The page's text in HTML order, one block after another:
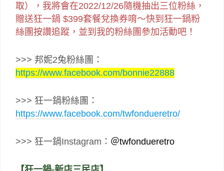
取），我將會在2022/12/26隨機抽出三位粉絲，
贈送狂一鍋 $399套餐兌換券唷～快到狂一鍋粉
絲團按讚追蹤，並到我的粉絲團參加活動吧！
>>> 邦妮2兔粉絲團：
https://www.facebook.com/bonnie22888
>>> 狂一鍋粉絲團：
https://www.facebook.com/twfondueretro/
>>> 狂一鍋Instagram： ＠twfondueretro